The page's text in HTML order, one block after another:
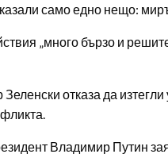
само едно нещо:
„много бързо и
отказа да
Владимир Путин